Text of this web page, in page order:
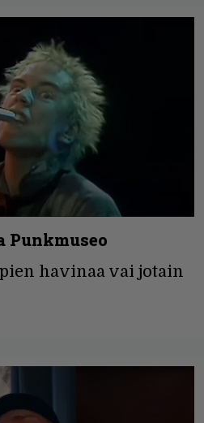
Punkmuseo
havinaa vai jotain